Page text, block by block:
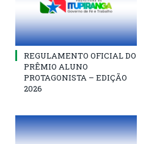
REGULAMENTO OFICIAL DO
PRÊMIO ALUNO
PROTAGONISTA – EDIÇÃO
2026